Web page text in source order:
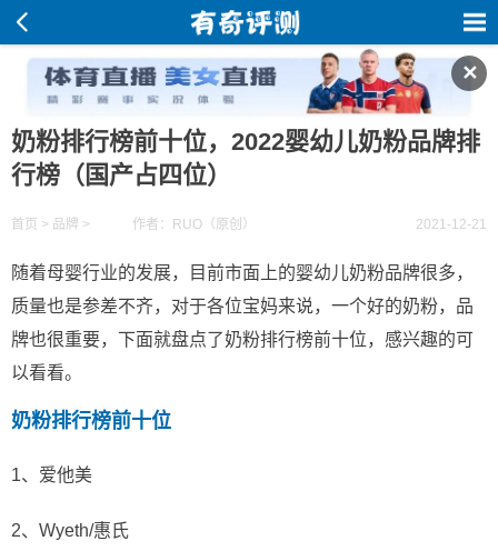
✕
奶粉排行榜前十位，2022婴幼儿奶粉品牌排
行榜（国产占四位）
首页 > 品牌 > 作者：RUO（原创） 2021-12-21
随着母婴行业的发展，目前市面上的婴幼儿奶粉品牌很多，
质量也是参差不齐，对于各位宝妈来说，一个好的奶粉，品
牌也很重要，下面就盘点了奶粉排行榜前十位，感兴趣的可
以看看。
奶粉排行榜前十位
1、爱他美
2、Wyeth/惠氏